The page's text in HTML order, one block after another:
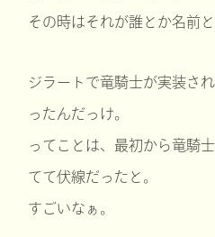
その時はそれが誰とか名前
ジラートで竜騎士が実装さ
ったんだっけ。
ってことは、最初から竜騎
てて伏線だったと。
すごいなぁ。